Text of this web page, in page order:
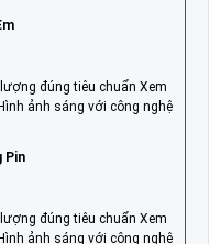
đúng tiêu chuẩn Xem
ảnh sáng với công nghệ
Pin
đúng tiêu chuẩn Xem
ảnh sáng với công nghệ